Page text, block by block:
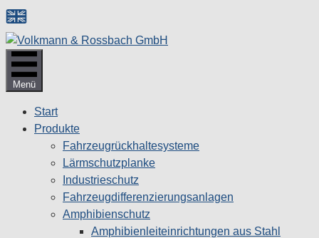
Zum
Inhalt
springen
Menü
Start
Produkte
Fahrzeugrückhaltesysteme
Lärmschutzplanke
Industrieschutz
Fahrzeug­differenzierungsanlagen
Amphibienschutz
Amphibienleiteinrichtungen aus Stahl